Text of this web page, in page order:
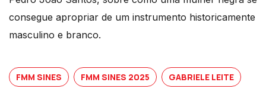
consegue apropriar de um instrumento historicamente
masculino e branco.
FMM SINES FMM SINES 2025 GABRIELE LEITE